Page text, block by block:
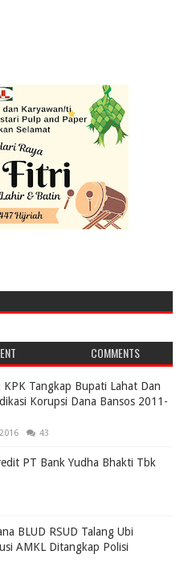
COMMENTS
KPK Tangkap Bupati Lahat Dan
Korupsi Dana Bansos 2011-
43
PT Bank Yudha Bhakti Tbk
BLUD RSUD Talang Ubi
AMKL Ditangkap Polisi